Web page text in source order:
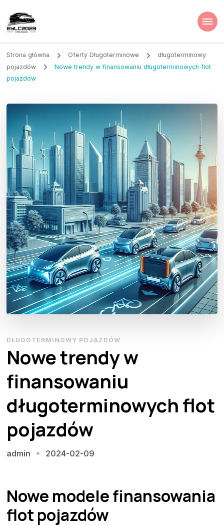
Strona główna Oferty Długoterminowe
długoterminowy
pojazdów
Nowe trendy w finansowaniu długoterminowych flot
pojazdów
DŁUGOTERMINOWY POJAZDÓW
Nowe trendy w
finansowaniu
długoterminowych flot
pojazdów
admin 2024-02-09
Nowe modele finansowania
flot pojazdów